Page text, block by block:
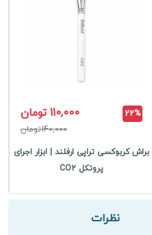
22% 110,000 تومان
140,000تومان
براش کربوکسی تراپی ارفلند | ابزار اجرای
پروتکل CO2
نظرات